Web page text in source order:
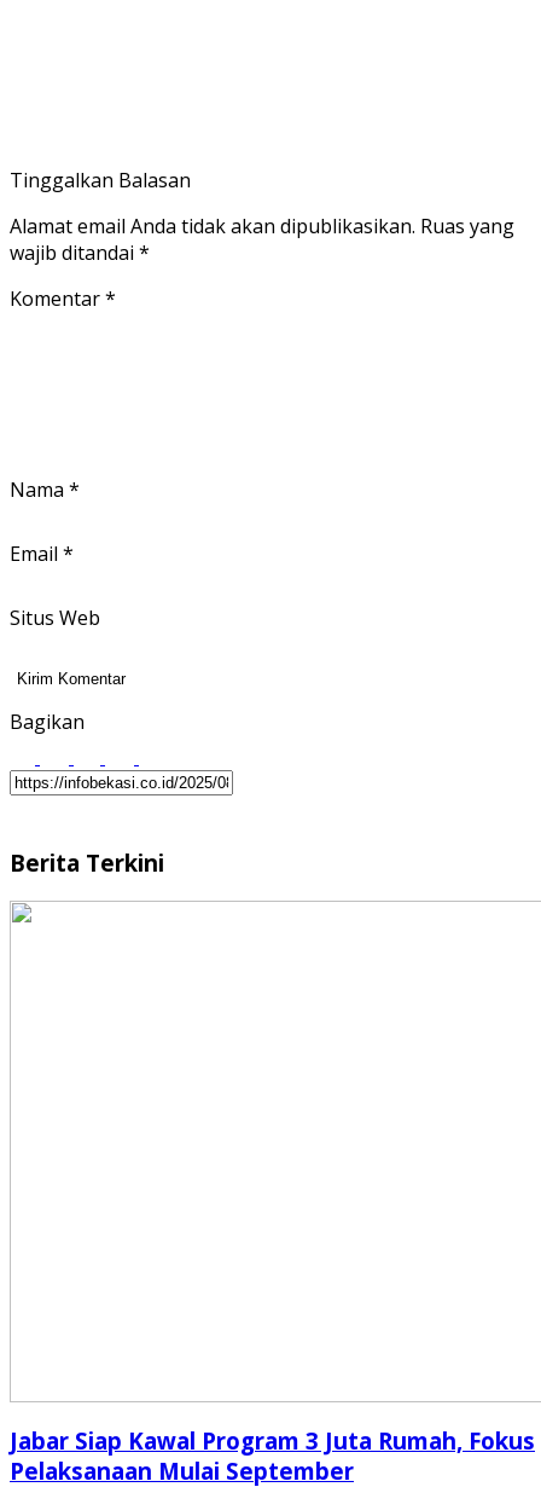
Tinggalkan Balasan
Alamat email Anda tidak akan dipublikasikan. Ruas yang
wajib ditandai *
Komentar*
Nama *
Email *
Situs Web
Bagikan
Berita Terkini
Jabar Siap Kawal Program 3 Juta Rumah, Fokus
Pelaksanaan Mulai September